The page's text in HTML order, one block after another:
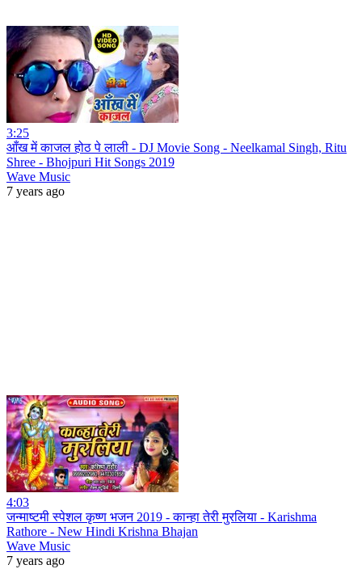
3:25
आँख में काजल होठ पे लाली - DJ Movie Song - Neelkamal Singh, Ritu
Shree - Bhojpuri Hit Songs 2019
Wave Music
7 years ago
4:03
जन्माष्टमी स्पेशल कृष्ण भजन 2019 - कान्हा तेरी मुरलिया - Karishma
Rathore - New Hindi Krishna Bhajan
Wave Music
7 years ago